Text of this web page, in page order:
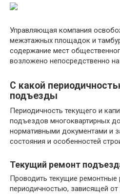
Управляющая компания
межэтажных площадок и
содержание мест
возложено непосредственно
С какой
подъезды
Периодичность текущего и
подъездов многоквартирных
нормативными документами и
состояния и особенностей
Текущий ремонт
Проводить текущие
периодичностью, зависящей от